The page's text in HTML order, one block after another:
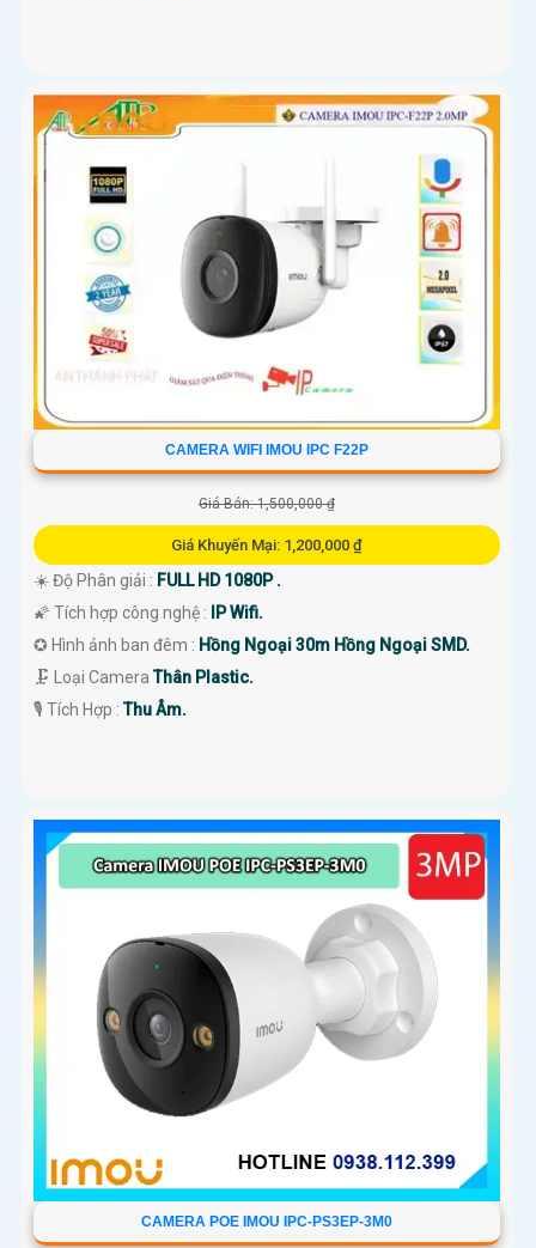
CAMERA WIFI IMOU IPC F22P
Giá Bán: 1,500,000 ₫
Giá Khuyến Mại: 1,200,000 ₫
☀️ Độ Phân giải : FULL HD 1080P .
🌠 Tích hợp công nghệ :
IP Wifi.
✪ Hình ảnh ban đêm : Hồng Ngoại 30m Hồng Ngoại SMD.
🗜️ Loại CameraThân Plastic.
️🎙 Tích Hợp :Thu Âm.
CAMERA POE IMOU IPC-PS3EP-3M0